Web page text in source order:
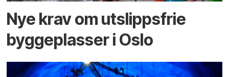
Nye krav om utslippsfrie
byggeplasser i Oslo